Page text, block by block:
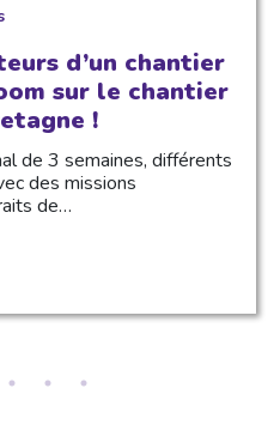
d’un chantier
sur le chantier
!
de 3 semaines, différents
des missions
de…